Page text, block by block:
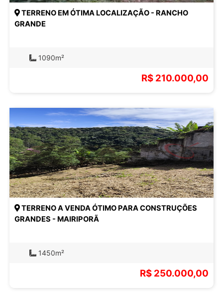
TERRENO EM ÓTIMA LOCALIZAÇÃO - RANCHO
GRANDE
1090m²
R$ 210.000,00
TERRENO A VENDA ÓTIMO PARA CONSTRUÇÕES
GRANDES - MAIRIPORÃ
1450m²
R$ 250.000,00